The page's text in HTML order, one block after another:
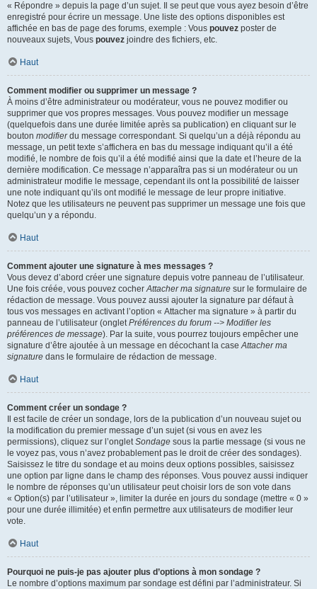
« Répondre » depuis la page d’un sujet. Il se peut que vous ayez besoin d’être
enregistré pour écrire un message. Une liste des options disponibles est
affichée en bas de page des forums, exemple : Vous pouvez poster de
nouveaux sujets, Vous pouvez joindre des fichiers, etc.
Haut
Comment modifier ou supprimer un message ?
À moins d’être administrateur ou modérateur, vous ne pouvez modifier ou
supprimer que vos propres messages. Vous pouvez modifier un message
(quelquefois dans une durée limitée après sa publication) en cliquant sur le
bouton modifierdu message correspondant. Si quelqu’un a déjà répondu au
message, un petit texte s’affichera en bas du message indiquant qu’il a été
modifié, le nombre de fois qu’il a été modifié ainsi que la date et l’heure de la
dernière modification. Ce message n’apparaîtra pas si un modérateur ou un
administrateur modifie le message, cependant ils ont la possibilité de laisser
une note indiquant qu’ils ont modifié le message de leur propre initiative.
Notez que les utilisateurs ne peuvent pas supprimer un message une fois que
quelqu’un y a répondu.
Haut
Comment ajouter une signature à mes messages ?
Vous devez d’abord créer une signature depuis votre panneau de l’utilisateur.
Une fois créée, vous pouvez cocherAttacher ma signature sur le formulaire de
rédaction de message. Vous pouvez aussi ajouter la signature par défaut à
tous vos messages en activant l’option « Attacher ma signature » à partir du
panneau de l’utilisateur (ongletPréférences du forum --> Modifier les
préférences de message). Par la suite, vous pourrez toujours empêcher une
signature d’être ajoutée à un message en décochant la caseAttacher ma
signature dans le formulaire de rédaction de message.
Haut
Comment créer un sondage ?
Il est facile de créer un sondage, lors de la publication d’un nouveau sujet ou
la modification du premier message d’un sujet (si vous en avez les
permissions), cliquez sur l’ongletSondage sous la partie message (si vous ne
le voyez pas, vous n’avez probablement pas le droit de créer des sondages).
Saisissez le titre du sondage et au moins deux options possibles, saisissez
une option par ligne dans le champ des réponses. Vous pouvez aussi indiquer
le nombre de réponses qu’un utilisateur peut choisir lors de son vote dans
« Option(s) par l’utilisateur », limiter la durée en jours du sondage (mettre « 0 »
pour une durée illimitée) et enfin permettre aux utilisateurs de modifier leur
vote.
Haut
Pourquoi ne puis-je pas ajouter plus d’options à mon sondage ?
Le nombre d’options maximum par sondage est défini par l’administrateur. Si